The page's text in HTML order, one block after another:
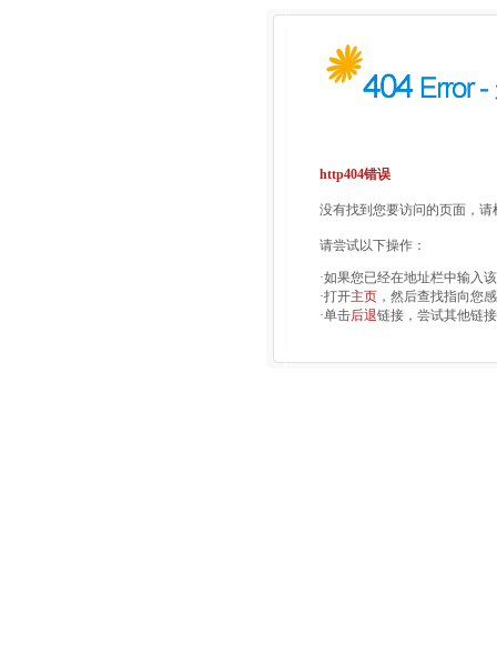
http404错误
没有找到您要访问的页面，
请尝试以下操作：
·如果您已经在地址栏中输入
·打开主页 ，然后查找指向您
·单击后退链接，尝试其他链